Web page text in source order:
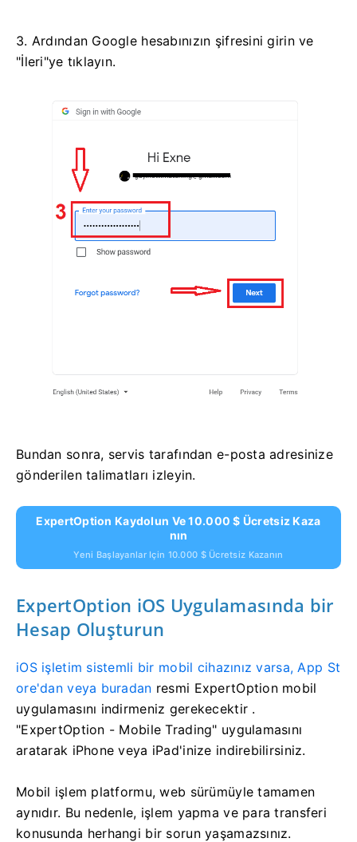
3. Ardından Google hesabınızın şifresini girin ve
"İleri"ye tıklayın.
Bundan sonra, servis tarafından e-posta adresinize
gönderilen talimatları izleyin.
ExpertOption Kaydolun Ve 10.000 $ Ücretsiz Kaza
Nın
Yeni Başlayanlar Için 10.000 $ Ücretsiz Kazanın
ExpertOption iOS Uygulamasında bir
Hesap Oluşturun
iOS işletim sistemli bir mobil cihazınız varsa, App St
ore'dan veya buradan resmi ExpertOption mobil
uygulamasını indirmeniz gerekecektir .
"ExpertOption - Mobile Trading" uygulamasını
aratarak iPhone veya iPad'inize indirebilirsiniz.
Mobil işlem platformu, web sürümüyle tamamen
aynıdır. Bu nedenle, işlem yapma ve para transferi
konusunda herhangi bir sorun yaşamazsınız.